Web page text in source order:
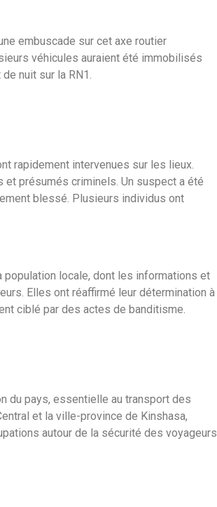
embuscade sur cet axe routier
véhicules auraient été immobilisés
nuit sur la RN1.
rapidement intervenues sur les lieux.
et présumés criminels. Un suspect a été
blessé. Plusieurs individus ont
population locale, dont les informations et
Elles ont réaffirmé leur détermination à
ciblé par des actes de banditisme.
du pays, essentielle au transport des
et la ville-province de Kinshasa,
autour de la sécurité des voyageurs